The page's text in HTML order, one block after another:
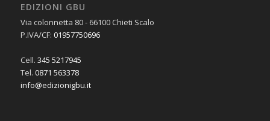
EDIZIONI GBU
Via colonnetta 80 - 66100 Chieti Scalo
P.IVA/CF: 01957750696
Cell. 345 5217945
Tel. 0871 563378
info@edizionigbu.it